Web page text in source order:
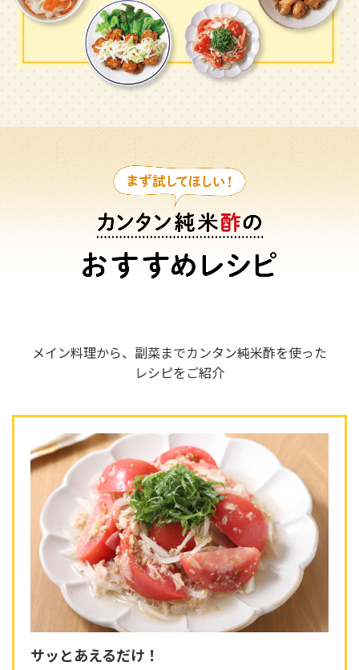
メイン料理から、副菜までカンタン純米酢を使った
レシピをご紹介
サッとあえるだけ！